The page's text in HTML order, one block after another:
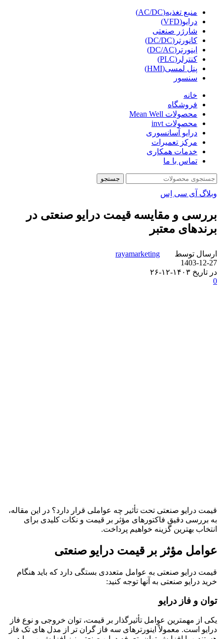
منبع تغذیه(AC/DC)
درایو(VFD)
شارژر صنعتی
کانورتر(DC/DC)
اینورتر(DC/AC)
کنترلر(PLC)
پنل لمسی(HMI)
سنسور
خانه
فروشگاه
محصولات Mean Well
محصولات invt
درایو آسانسوری
مرکز تعمیرات
خدمات همکاری
تماس با ما
جستجو
وبلاگ آی سی اِس
بررسی و مقایسه قیمت درایو صنعتی در
برندهای معتبر
ارسال توسط
rayamarketing
1403-12-27
در تاریخ ۱۴۰۳-۱۲-۲۶
0
قیمت درایو صنعتی تحت تأثیر چه عواملی قرار دارد؟ در این مقاله،
به بررسی دقیق فاکتورهای مؤثر بر قیمت و نکات کلیدی برای
انتخاب بهترین گزینه خواهیم پرداخت.
عوامل مؤثر بر قیمت درایو صنعتی
قیمت درایو صنعتی به عوامل متعددی بستگی دارد که باید هنگام
خرید درایو صنعتی به آنها توجه کنید:
توان و فاز درایو
یکی از مهمترین عوامل تأثیرگذار بر قیمت، توان خروجی و نوع فاز
درایو است. معمولاً اینورترهای سه فاز گران تر از مدل های تک فاز